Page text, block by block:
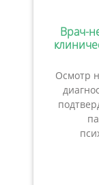
Врач-
Осмотр